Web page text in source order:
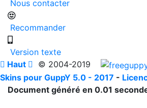
Nous contacter
Recommander
Version texte
 Haut  © 2004-2019
Skins pour GuppY 5.0 - 2017 -
Document généré en 0.01